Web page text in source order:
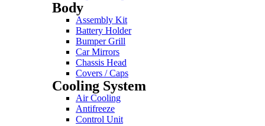
Body
Assembly Kit
Battery Holder
Bumper Grill
Car Mirrors
Chassis Head
Covers / Caps
Cooling System
Air Cooling
Antifreeze
Control Unit